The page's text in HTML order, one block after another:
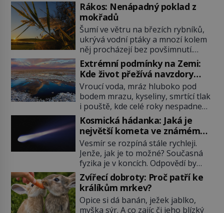
Rákos: Nenápadný poklad z
mokřadů
Šumí ve větru na březích rybníků,
ukrývá vodní ptáky a mnozí kolem
něj procházejí bez povšimnutí.
Přesto právě rákos pomáhal stavět
domy, vyrábět lodě, zapisovat první
texty a inspiroval řadu pověstí.
Tato skromná, ale užitečná
rostlina provází člověka už tisíce
let. Většina lidí vnímá rákos jen jako
obyčejnou kulisu letního koupání.
Stačí se však podívat […]
Extrémní podmínky na Zemi:
Kde život přežívá navzdory
všemu
Vroucí voda, mráz hluboko pod
bodem mrazu, kyseliny, smrtící tlak
i pouště, kde celé roky nespadne
jediná kapka deště. Na první
pohled místa, kde nemůže
existovat vůbec nic. Přesto právě
tady vědci objevují organismy,
které posouvají hranice života.
Každý nový nález mění naše
představy o tom, co všechno
dokáže příroda a napovídá, kde
bychom jednou […]
Kosmická hádanka: Jaká je
největší kometa ve známém
vesmíru?
Vesmír se rozpíná stále rychleji.
Jenže, jak je to možné? Současná
fyzika je v koncích. Odpovědí by
mohla být hypotetická temná
energie. Právě na tu se zaměří
pozornost dvojice zkušených
astronomů. Namísto ní ale objeví
Zvířecí dobroty: Proč patří ke
králíkům mrkev?
Opice si dá banán, ježek jablko,
myška sýr. A co zajíc či jeho blízký